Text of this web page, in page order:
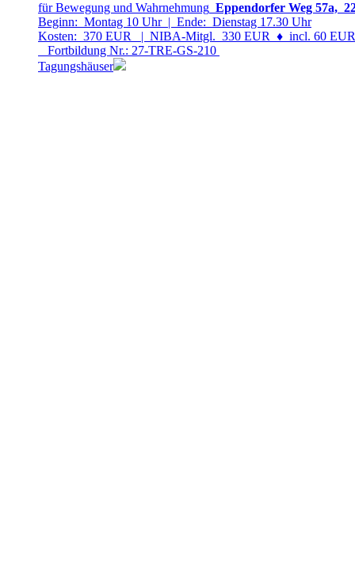
für Bewegung und Wahrnehmung Eppendorfer Weg 57a,
Beginn: Montag 10 Uhr | Ende: Dienstag 17.30 Uhr
Kosten: 370 EUR | NIBA-Mitgl. 330 EUR ♦ incl. 60
Fortbildung Nr.: 27-TRE-GS-210
Tagungshäuser